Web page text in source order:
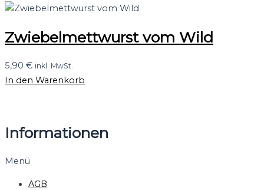
Zwiebelmettwurst vom Wild
5,90 € inkl. MwSt.
In den Warenkorb
Informationen
Menü
AGB